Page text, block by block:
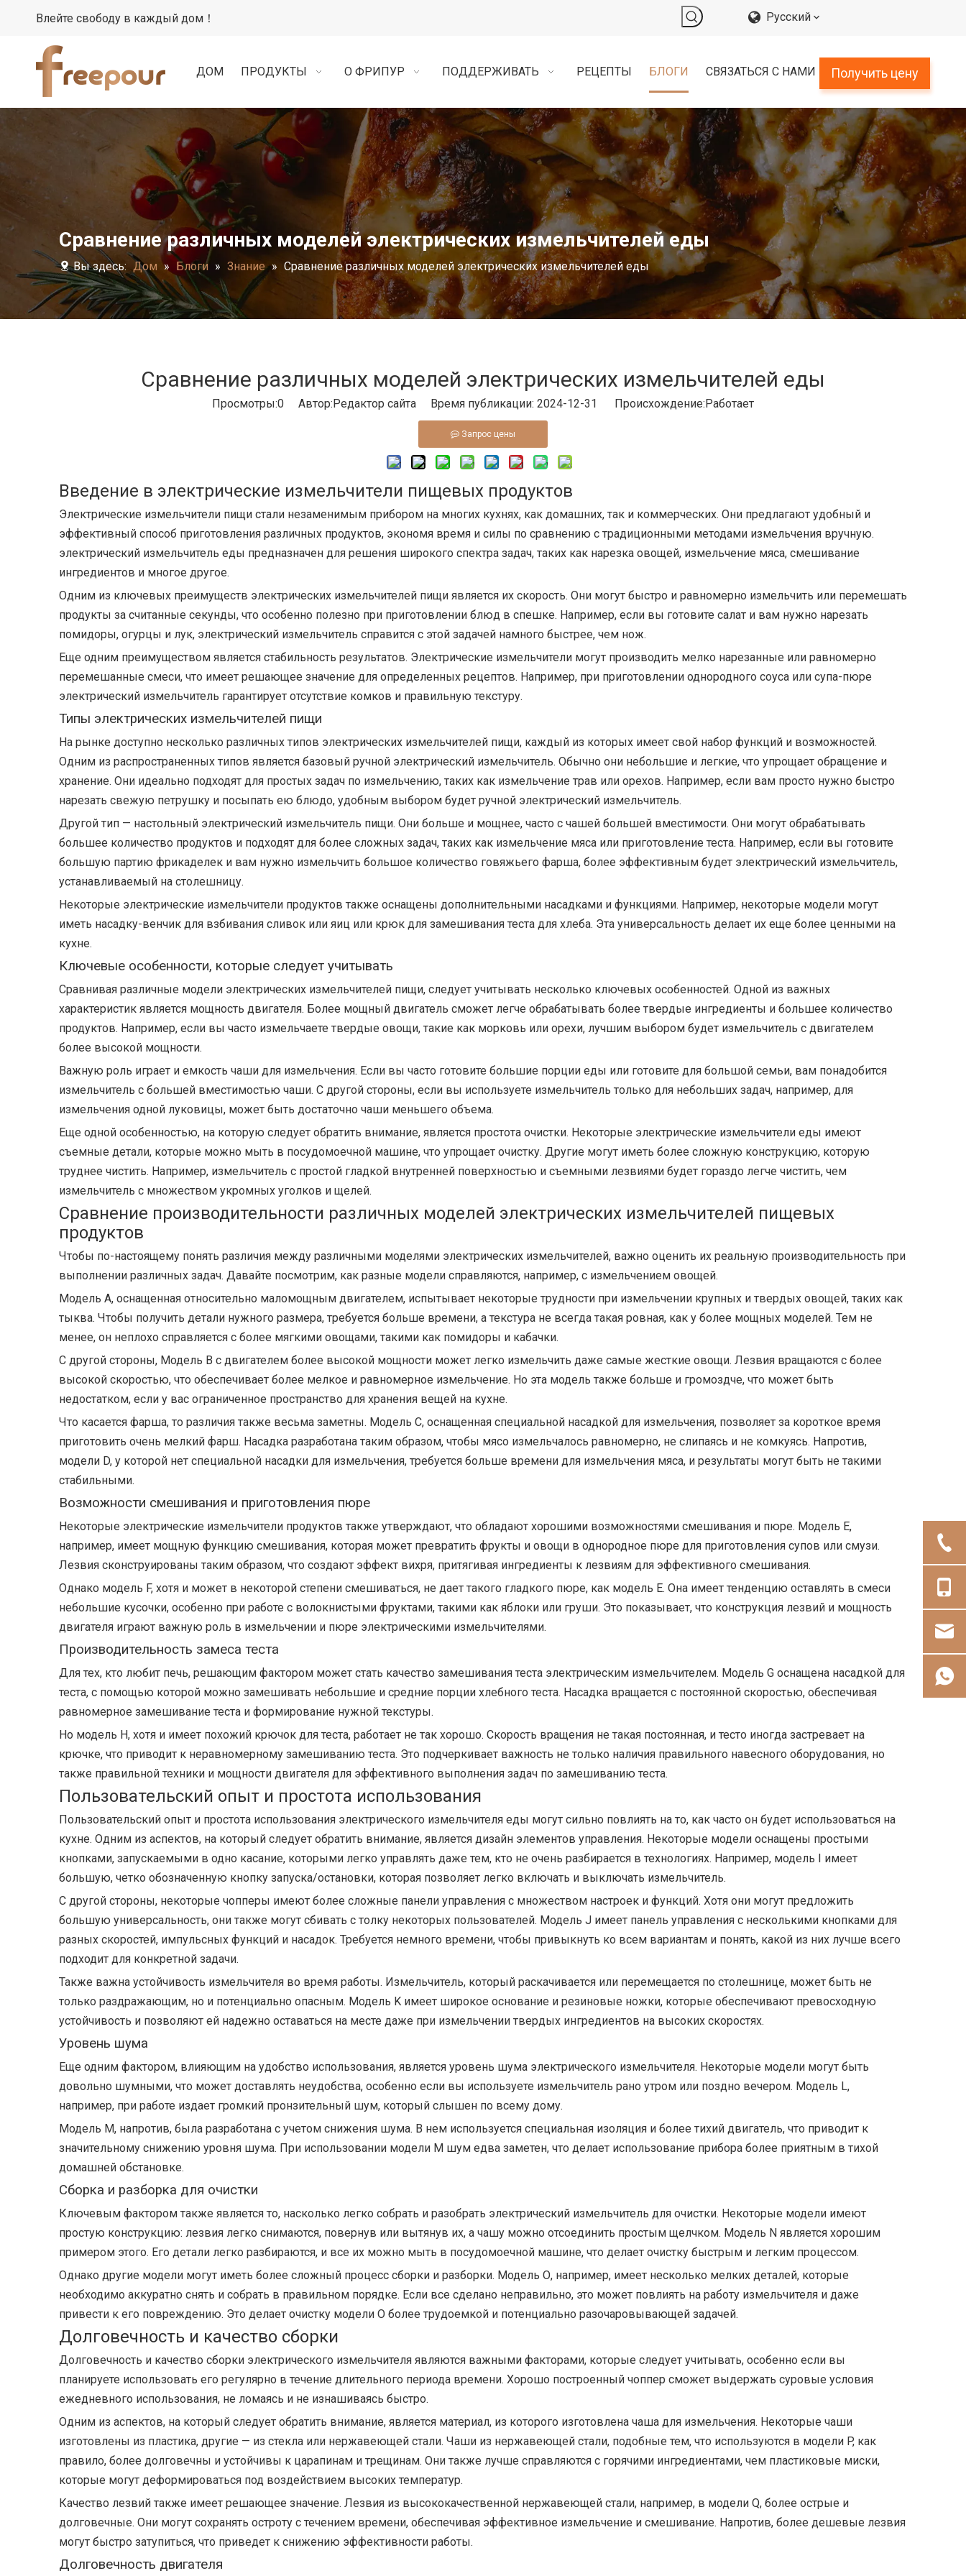
Влейте свободу в каждый дом！ Pусский
ДОМ ПРОДУКТЫ О ФРИПУР ПОДДЕРЖИВАТЬ РЕЦЕПТЫ БЛОГИ СВЯЗАТЬСЯ С НАМИ Получить цену
Сравнение различных моделей электрических измельчителей еды
Вы здесь: Дом » Блоги » Знание » Сравнение различных моделей электрических измельчителей еды
Сравнение различных моделей электрических измельчителей еды
Просмотры:0 Автор:Pедактор сайта Время публикации: 2024-12-31 Происхождение:Работает
Запрос цены
Введение в электрические измельчители пищевых продуктов
Электрические измельчители пищи стали незаменимым прибором на многих кухнях, как домашних, так и коммерческих. Они предлагают удобный и
эффективный способ приготовления различных продуктов, экономя время и силы по сравнению с традиционными методами измельчения вручную.
электрический измельчитель еды предназначен для решения широкого спектра задач, таких как нарезка овощей, измельчение мяса, смешивание
ингредиентов и многое другое.
Одним из ключевых преимуществ электрических измельчителей пищи является их скорость. Они могут быстро и равномерно измельчить или перемешать
продукты за считанные секунды, что особенно полезно при приготовлении блюд в спешке. Например, если вы готовите салат и вам нужно нарезать
помидоры, огурцы и лук, электрический измельчитель справится с этой задачей намного быстрее, чем нож.
Еще одним преимуществом является стабильность результатов. Электрические измельчители могут производить мелко нарезанные или равномерно
перемешанные смеси, что имеет решающее значение для определенных рецептов. Например, при приготовлении однородного соуса или супа-пюре
электрический измельчитель гарантирует отсутствие комков и правильную текстуру.
Типы электрических измельчителей пищи
На рынке доступно несколько различных типов электрических измельчителей пищи, каждый из которых имеет свой набор функций и возможностей.
Одним из распространенных типов является базовый ручной электрический измельчитель. Обычно они небольшие и легкие, что упрощает обращение и
хранение. Они идеально подходят для простых задач по измельчению, таких как измельчение трав или орехов. Например, если вам просто нужно быстро
нарезать свежую петрушку и посыпать ею блюдо, удобным выбором будет ручной электрический измельчитель.
Другой тип — настольный электрический измельчитель пищи. Они больше и мощнее, часто с чашей большей вместимости. Они могут обрабатывать
большее количество продуктов и подходят для более сложных задач, таких как измельчение мяса или приготовление теста. Например, если вы готовите
большую партию фрикаделек и вам нужно измельчить большое количество говяжьего фарша, более эффективным будет электрический измельчитель,
устанавливаемый на столешницу.
Некоторые электрические измельчители продуктов также оснащены дополнительными насадками и функциями. Например, некоторые модели могут
иметь насадку-венчик для взбивания сливок или яиц или крюк для замешивания теста для хлеба. Эта универсальность делает их еще более ценными на
кухне.
Ключевые особенности, которые следует учитывать
Сравнивая различные модели электрических измельчителей пищи, следует учитывать несколько ключевых особенностей. Одной из важных
характеристик является мощность двигателя. Более мощный двигатель сможет легче обрабатывать более твердые ингредиенты и большее количество
продуктов. Например, если вы часто измельчаете твердые овощи, такие как морковь или орехи, лучшим выбором будет измельчитель с двигателем
более высокой мощности.
Важную роль играет и емкость чаши для измельчения. Если вы часто готовите большие порции еды или готовите для большой семьи, вам понадобится
измельчитель с большей вместимостью чаши. С другой стороны, если вы используете измельчитель только для небольших задач, например, для
измельчения одной луковицы, может быть достаточно чаши меньшего объема.
Еще одной особенностью, на которую следует обратить внимание, является простота очистки. Некоторые электрические измельчители еды имеют
съемные детали, которые можно мыть в посудомоечной машине, что упрощает очистку. Другие могут иметь более сложную конструкцию, которую
труднее чистить. Например, измельчитель с простой гладкой внутренней поверхностью и съемными лезвиями будет гораздо легче чистить, чем
измельчитель с множеством укромных уголков и щелей.
Сравнение производительности различных моделей электрических измельчителей пищевых
продуктов
Чтобы по-настоящему понять различия между различными моделями электрических измельчителей, важно оценить их реальную производительность при
выполнении различных задач. Давайте посмотрим, как разные модели справляются, например, с измельчением овощей.
Модель А, оснащенная относительно маломощным двигателем, испытывает некоторые трудности при измельчении крупных и твердых овощей, таких как
тыква. Чтобы получить детали нужного размера, требуется больше времени, а текстура не всегда такая ровная, как у более мощных моделей. Тем не
менее, он неплохо справляется с более мягкими овощами, такими как помидоры и кабачки.
С другой стороны, Модель B с двигателем более высокой мощности может легко измельчить даже самые жесткие овощи. Лезвия вращаются с более
высокой скоростью, что обеспечивает более мелкое и равномерное измельчение. Но эта модель также больше и громоздче, что может быть
недостатком, если у вас ограниченное пространство для хранения вещей на кухне.
Что касается фарша, то различия также весьма заметны. Модель C, оснащенная специальной насадкой для измельчения, позволяет за короткое время
приготовить очень мелкий фарш. Насадка разработана таким образом, чтобы мясо измельчалось равномерно, не слипаясь и не комкуясь. Напротив,
модели D, у которой нет специальной насадки для измельчения, требуется больше времени для измельчения мяса, и результаты могут быть не такими
стабильными.
Возможности смешивания и приготовления пюре
Некоторые электрические измельчители продуктов также утверждают, что обладают хорошими возможностями смешивания и пюре. Модель E,
например, имеет мощную функцию смешивания, которая может превратить фрукты и овощи в однородное пюре для приготовления супов или смузи.
Лезвия сконструированы таким образом, что создают эффект вихря, притягивая ингредиенты к лезвиям для эффективного смешивания.
Однако модель F, хотя и может в некоторой степени смешиваться, не дает такого гладкого пюре, как модель E. Она имеет тенденцию оставлять в смеси
небольшие кусочки, особенно при работе с волокнистыми фруктами, такими как яблоки или груши. Это показывает, что конструкция лезвий и мощность
двигателя играют важную роль в измельчении и пюре электрическими измельчителями.
Производительность замеса теста
Для тех, кто любит печь, решающим фактором может стать качество замешивания теста электрическим измельчителем. Модель G оснащена насадкой для
теста, с помощью которой можно замешивать небольшие и средние порции хлебного теста. Насадка вращается с постоянной скоростью, обеспечивая
равномерное замешивание теста и формирование нужной текстуры.
Но модель H, хотя и имеет похожий крючок для теста, работает не так хорошо. Скорость вращения не такая постоянная, и тесто иногда застревает на
крючке, что приводит к неравномерному замешиванию теста. Это подчеркивает важность не только наличия правильного навесного оборудования, но
также правильной техники и мощности двигателя для эффективного выполнения задач по замешиванию теста.
Пользовательский опыт и простота использования
Пользовательский опыт и простота использования электрического измельчителя еды могут сильно повлиять на то, как часто он будет использоваться на
кухне. Одним из аспектов, на который следует обратить внимание, является дизайн элементов управления. Некоторые модели оснащены простыми
кнопками, запускаемыми в одно касание, которыми легко управлять даже тем, кто не очень разбирается в технологиях. Например, модель I имеет
большую, четко обозначенную кнопку запуска/остановки, которая позволяет легко включать и выключать измельчитель.
С другой стороны, некоторые чопперы имеют более сложные панели управления с множеством настроек и функций. Хотя они могут предложить
большую универсальность, они также могут сбивать с толку некоторых пользователей. Модель J имеет панель управления с несколькими кнопками для
разных скоростей, импульсных функций и насадок. Требуется немного времени, чтобы привыкнуть ко всем вариантам и понять, какой из них лучше всего
подходит для конкретной задачи.
Также важна устойчивость измельчителя во время работы. Измельчитель, который раскачивается или перемещается по столешнице, может быть не
только раздражающим, но и потенциально опасным. Модель K имеет широкое основание и резиновые ножки, которые обеспечивают превосходную
устойчивость и позволяют ей надежно оставаться на месте даже при измельчении твердых ингредиентов на высоких скоростях.
Уровень шума
Еще одним фактором, влияющим на удобство использования, является уровень шума электрического измельчителя. Некоторые модели могут быть
довольно шумными, что может доставлять неудобства, особенно если вы используете измельчитель рано утром или поздно вечером. Модель L,
например, при работе издает громкий пронзительный шум, который слышен по всему дому.
Модель M, напротив, была разработана с учетом снижения шума. В нем используется специальная изоляция и более тихий двигатель, что приводит к
значительному снижению уровня шума. При использовании модели M шум едва заметен, что делает использование прибора более приятным в тихой
домашней обстановке.
Сборка и разборка для очистки
Ключевым фактором также является то, насколько легко собрать и разобрать электрический измельчитель для очистки. Некоторые модели имеют
простую конструкцию: лезвия легко снимаются, повернув или вытянув их, а чашу можно отсоединить простым щелчком. Модель N является хорошим
примером этого. Его детали легко разбираются, и все их можно мыть в посудомоечной машине, что делает очистку быстрым и легким процессом.
Однако другие модели могут иметь более сложный процесс сборки и разборки. Модель О, например, имеет несколько мелких деталей, которые
необходимо аккуратно снять и собрать в правильном порядке. Если все сделано неправильно, это может повлиять на работу измельчителя и даже
привести к его повреждению. Это делает очистку модели O более трудоемкой и потенциально разочаровывающей задачей.
Долговечность и качество сборки
Долговечность и качество сборки электрического измельчителя являются важными факторами, которые следует учитывать, особенно если вы
планируете использовать его регулярно в течение длительного периода времени. Хорошо построенный чоппер сможет выдержать суровые условия
ежедневного использования, не ломаясь и не изнашиваясь быстро.
Одним из аспектов, на который следует обратить внимание, является материал, из которого изготовлена ​​чаша для измельчения. Некоторые чаши
изготовлены из пластика, другие — из стекла или нержавеющей стали. Чаши из нержавеющей стали, подобные тем, что используются в модели P, как
правило, более долговечны и устойчивы к царапинам и трещинам. Они также лучше справляются с горячими ингредиентами, чем пластиковые миски,
которые могут деформироваться под воздействием высоких температур.
Качество лезвий также имеет решающее значение. Лезвия из высококачественной нержавеющей стали, например, в модели Q, более острые и
долговечные. Они могут сохранять остроту с течением времени, обеспечивая эффективное измельчение и смешивание. Напротив, более дешевые лезвия
могут быстро затупиться, что приведет к снижению эффективности работы.
Долговечность двигателя